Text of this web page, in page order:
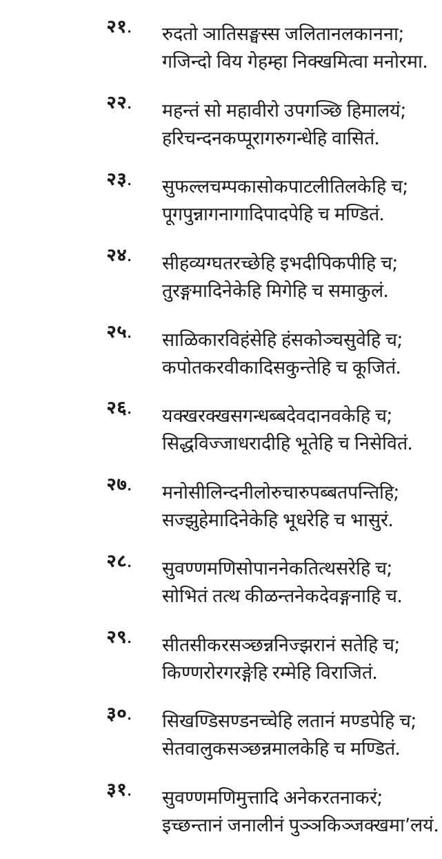
२१.
रुदतो ञातिसङ्घस्स जलितानलकानना;
गजिन्दो विय गेहम्हा निक्खमित्वा मनोरमा.
२२.
महन्तं सो महावीरो उपगञ्छि हिमालयं;
हरिचन्दनकप्पूरागरुगन्धेहि वासितं.
२३.
सुफल्लचम्पकासोकपाटलीतिलकेहि च;
पूगपुन्नागनागादिपादपेहि च मण्डितं.
२४.
सीहव्यग्घतरच्छेहि इभदीपिकपीहि च;
तुरङ्गमादिनेकेहि मिगेहि च समाकुलं.
२५.
साळिकारविहंसेहि हंसकोञ्चसुवेहि च;
कपोतकरवीकादिसकुन्तेहि च कूजितं.
२६.
यक्खरक्खसगन्धब्बदेवदानवकेहि च;
सिद्धविज्जाधरादीहि भूतेहि च निसेवितं.
२७.
मनोसीलिन्दनीलोरुचारुपब्बतपन्तिहि;
सज्झुहेमादिनेकेहि भूधरेहि च भासुरं.
२८.
सुवण्णमणिसोपाननेकतित्थसरेहि च;
सोभितं तत्थ कीळन्तनेकदेवङ्गनाहि च.
२९.
सीतसीकरसञ्छन्ननिज्झरानं सतेहि च;
किण्णरोरगरङ्गेहि रम्मेहि विराजितं.
३०.
सिखण्डिसण्डनच्चेहि लतानं मण्डपेहि च;
सेतवालुकसञ्छन्नमालकेहि च मण्डितं.
३१.
सुवण्णमणिमुत्तादि अनेकरतनाकरं;
इच्छन्तानं जनालीनं पुञ्ञकिञ्जक्खमा’लयं.